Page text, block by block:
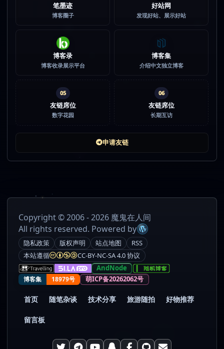
笔墨迹
博客圈子
好站网
发现好站、展示好站
博客录
博客收录展示平台
博客集
介绍中文独立博客
05
友链席位
数字花园
06
友链席位
长期互访
申请友链
Copyright © 2006 - 2026 魔鬼在人间
All rights reserved. Powered by
隐私政策 版权声明 站点地图
RSS
本站遵循
CC-BY-NC-SA 4.0 协议
AndNode
博客集 18979号 萌ICP备20262062号
首页 随笔杂谈 技术分享 旅游随拍 好物推荐
留言板